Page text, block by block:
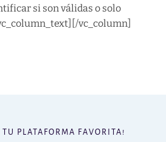
si son válidas o solo
vc_column]
TU PLATAFORMA FAVORITA!